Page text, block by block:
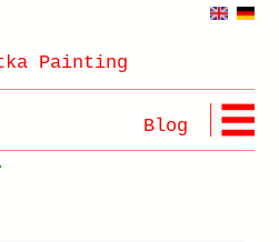
Painting
Blog
3